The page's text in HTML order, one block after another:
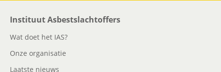
Instituut Asbestslachtoffers
Wat doet het IAS?
Onze organisatie
Laatste nieuws